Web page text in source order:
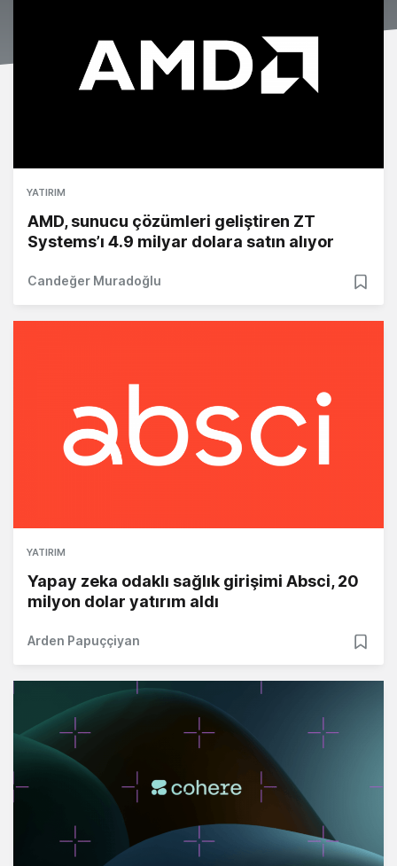
YATIRIM
AMD, sunucu çözümleri geliştiren ZT
Systems’ı 4.9 milyar dolara satın alıyor
Candeğer Muradoğlu
YATIRIM
Yapay zeka odaklı sağlık girişimi Absci, 20
milyon dolar yatırım aldı
Arden Papuççiyan